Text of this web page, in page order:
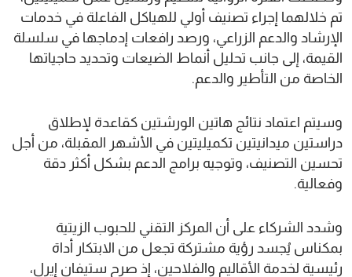
تم خلالهما إجراء تصنيف أولي للهياكل الفاعلة في خدمات
الإرشاد والدعم الزراعي، ورصد رافعات إدماجها في سلسلة
القيمة، إلى جانب تحليل أنماط الضيعات وتحديد حاجياتها
الخاصة من التأطير والدعم.
وسيتم اعتماد نتائج هاتين الورشتين كقاعدة لإطلاق
دراستين ميدانيتين تكميليتين في الأشهر المقبلة، من أجل
تحسين التصنيف، وتوجيه برامج الدعم بشكل أكثر دقة
وفعالية.
وشدد الشركاء على أن المركز التقني للحبوب الزيتية
بمكناس يُجسد رؤية مشتركة تجعل من الابتكار أداة
رئيسية لخدمة الأقاليم والفلاحين، إذ صرح ستيفان إيرل،